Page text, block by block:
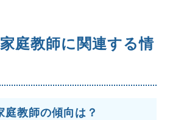
庭教師に関連する情
庭教師の傾向は？